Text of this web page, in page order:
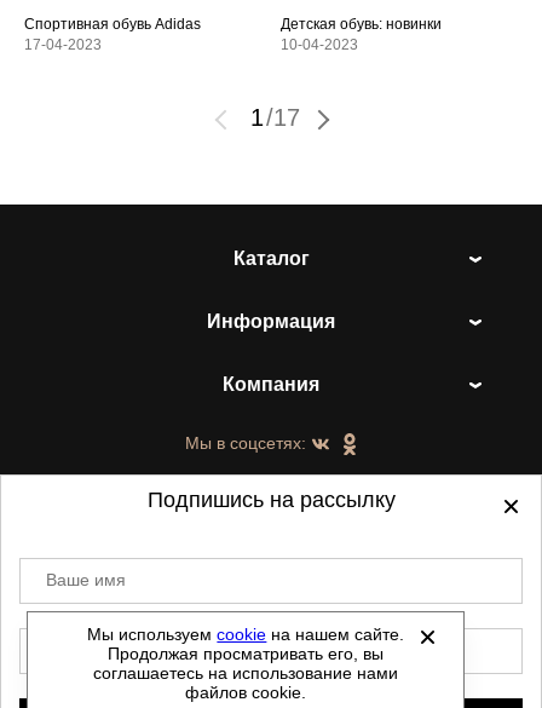
Спортивная обувь Adidas
17-04-2023
Детская обувь: новинки
10-04-2023
1/17
Каталог
Информация
Компания
Мы в соцсетях:
©2021-2026 - ShoesTown.ru - все права
защищены.
Данный сайт не является интернет магазином и
не является публичной офертой.
Мы используемcookie на нашем сайте.
Продолжая просматривать его, вы
соглашаетесь на использование нами
файлов cookie.
Подпишись на рассылку
Ваше имя